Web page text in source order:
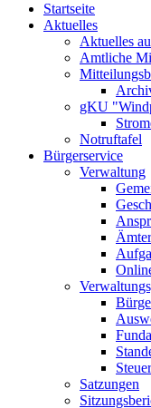
Startseite
Aktuelles
Aktuelles
Amtliche
gKU
Notruftafel
Bürgerservice
Verwaltung
Satzungen